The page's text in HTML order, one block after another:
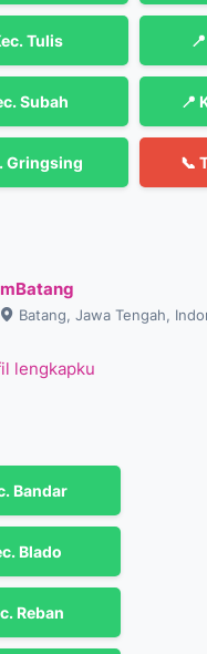
Tulis
Subah 📍
Gringsing 📞
mBatang
Batang, Jawa Tengah,
lengkapku
Bandar
Blado
Reban